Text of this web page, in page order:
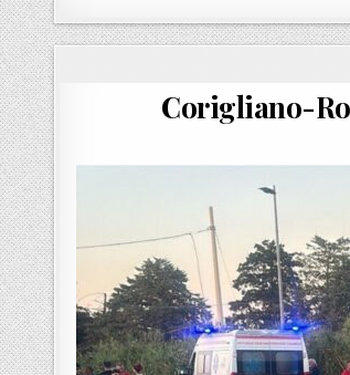
Corigliano-